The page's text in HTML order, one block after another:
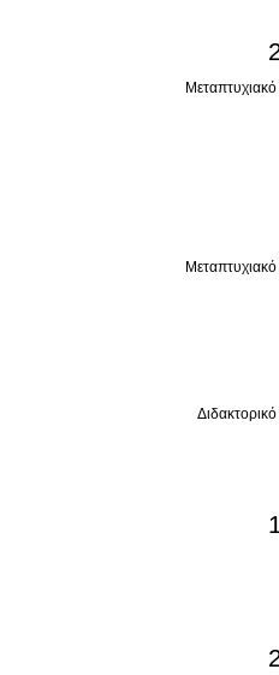
Μεταπτυχιακό
Μεταπτυχιακό
Διδακτορικό